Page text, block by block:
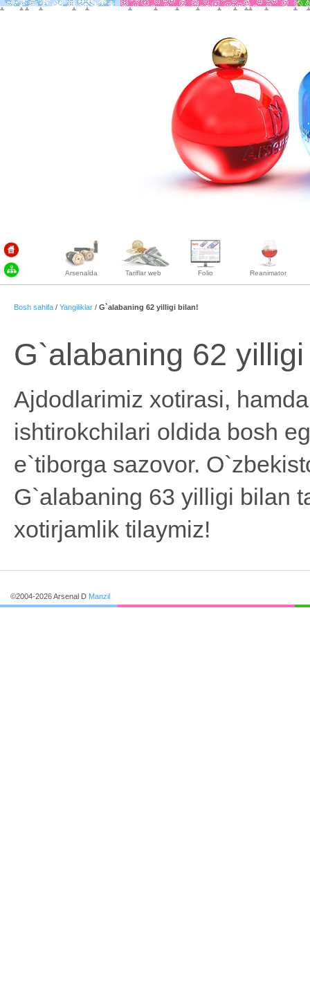
Arsenalda Tariflar web Folio Reanimator
Bosh sahifa / Yangiliklar / G`alabaning 62 yilligi bilan!
G`alabaning 62
Ajdodlarimiz xotirasi,
ishtirokchilari oldida bosh
e`tiborga sazovor.
G`alabaning 63 yilligi bilan
xotirjamlik tilaymiz!
©2004-2026 Arsenal D Manzil